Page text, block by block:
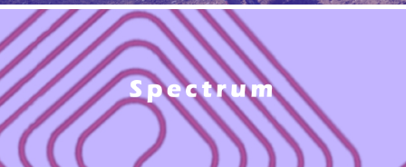
עבור לסיפור ההצלחה